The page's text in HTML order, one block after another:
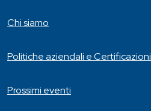
Chi siamo
Politiche aziendali e Certificazioni
Prossimi eventi